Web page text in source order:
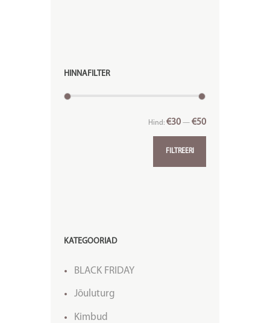
HINNAFILTER
FILTREERI
Hind:€30 —€50
KATEGOORIAD
BLACK FRIDAY
Jõuluturg
Kimbud